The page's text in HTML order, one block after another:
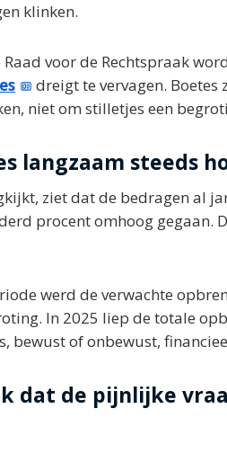
klinken.
Raad voor de Rechtspraak
dreigt te vervagen.
niet om stilletjes een
langzaam steeds
ziet dat de bedragen al
procent omhoog gegaan.
werd de verwachte
In 2025 liep de totale
bewust of onbewust,
dat de pijnlijke